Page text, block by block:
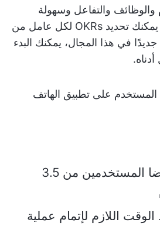
والتفاعل وسهولة
الوصول وما إلى ذلك. يمكنك تحديد OKRs لكل عامل من
في هذا المجال، يمكنك البدء
على تطبيق الهاتف
زيادة معدل رضا المستخدمين من 3.5
اللازم لإتمام عملية